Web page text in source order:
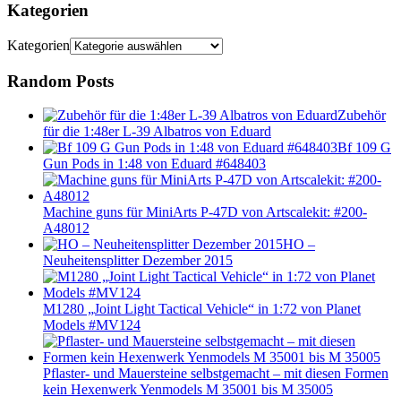
Kategorien
Kategorien
Random Posts
Zubehör
für die 1:48er L-39 Albatros von Eduard
Bf 109 G
Gun Pods in 1:48 von Eduard #648403
Machine guns für MiniArts P-47D von Artscalekit: #200-
A48012
HO –
Neuheitensplitter Dezember 2015
M1280 „Joint Light Tactical Vehicle“ in 1:72 von Planet
Models #MV124
Pflaster- und Mauersteine selbstgemacht – mit diesen Formen
kein Hexenwerk Yenmodels M 35001 bis M 35005